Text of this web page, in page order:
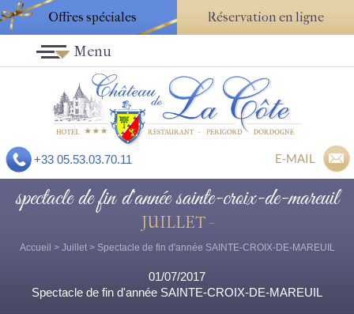
Offres spéciales Réservation en ligne
+33 05.53.03.70.11 E-MAIL
Menu
spectacle de fin d'année sainte-croix-de-mareuil
JUILLET -
Accueil > Juillet> Spectacle de fin d'année SAINTE-CROIX-DE-MAREUIL
01/07/2017
Spectacle de fin d'année SAINTE-CROIX-DE-MAREUIL